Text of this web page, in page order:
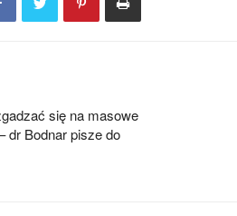
się na masowe
dr Bodnar pisze do